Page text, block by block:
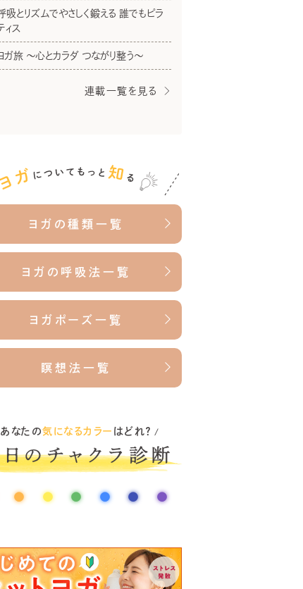
吸とリズムでやさしく鍛える 誰でもピラ
ィス
ガ旅 〜心とカラダ つながり整う〜
連載一覧を見る
ヨガの種類一覧
ヨガの呼吸法一覧
ヨガポーズ一覧
瞑想法一覧
あなたの気になるカラー はどれ？ /
● ● ● ● ● ●